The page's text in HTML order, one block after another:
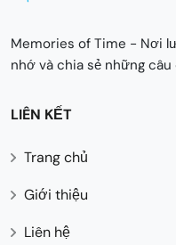
Memories of Time - Nơi
nhớ và chia sẻ những câu
LIÊN KẾT
Trang chủ
Giới thiệu
Liên hệ